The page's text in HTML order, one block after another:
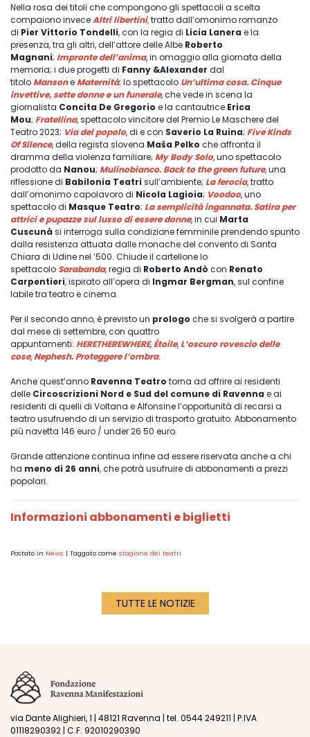
Nella rosa dei titoli che compongono gli spettacoli a scelta
compaiono inveceAltri libertini,tratto dall’omonimo romanzo
di Pier Vittorio Tondelli, con la regia di Licia Lanera e la
presenza, tra gli altri, dell’attore delle Albe Roberto
Magnani; Impronte dell’anima, in omaggio alla giornata della
memoria; i due progetti di Fanny &Alexander dal
titoloMansoneMaternità; lo spettacolo Un’ultima cosa. Cinque
invettive, sette donne e un funerale, che vede in scena la
giornalista Concita De Gregorio e la cantautrice Erica
Mou; Fratellina, spettacolo vincitore del Premio Le Maschere del
Teatro 2023; Via del popolo, di e con Saverio La Ruina; Five Kinds
Of Silence, della regista slovena Maša Pelko che affronta il
dramma della violenza familiare; My Body Solo, uno spettacolo
prodotto da Nanou; Mulinobianco. Back to the green future, una
riflessione di Babilonia Teatri sull’ambiente; La ferocia, tratto
dall’omonimo capolavoro di Nicola Lagioia; Voodoo, uno
spettacolo di Masque Teatro; La semplicità ingannata. Satira per
attrici e pupazze sul lusso di essere donne, in cui Marta
Cuscunà si interroga sulla condizione femminile prendendo spunto
dalla resistenza attuata dalle monache del convento di Santa
Chiara di Udine nel ‘500. Chiude il cartellone lo
spettacolo Sarabanda, regia di Roberto Andò con Renato
Carpentieri, ispirato all’opera di Ingmar Bergman, sul confine
labile tra teatro e cinema.
Per il secondo anno, è previsto un prologo che si svolgerà a partire
dal mese di settembre, con quattro
appuntamenti: HERETHEREWHERE,Ètoile,L’oscuro rovescio delle
cose,Nephesh. Proteggere l’ombra.
Anche quest’anno Ravenna Teatro torna ad offrire ai residenti
delle Circoscrizioni Nord e Sud del comune di Ravenna e ai
residenti di quelli di Voltana e Alfonsine l’opportunità di recarsi a
teatro usufruendo di un servizio di trasporto gratuito. Abbonamento
più navetta 146 euro / under 26 50 euro.
Grande attenzione continua infine ad essere riservata anche a chi
ha meno di 26 anni, che potrà usufruire di abbonamenti a prezzi
popolari.
Informazioni abbonamenti e biglietti
Postato in News | Taggato come stagione dei teatri
TUTTE LE NOTIZIE
via Dante Alighieri, 1 | 48121 Ravenna | tel. 0544 249211 | P.IVA
01118290392 | C.F. 92010290390